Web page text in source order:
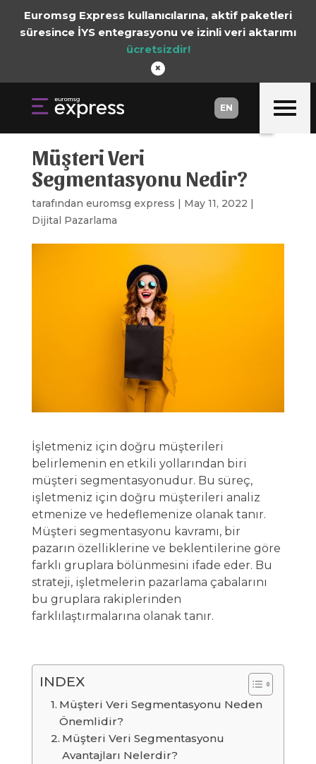
Euromsg Express kullanıcılarına, aktif paketleri
süresince İYS entegrasyonu ve izinli veri aktarımı
ücretsizdir!
×
EN
EN
Müşteri Veri
Segmentasyonu Nedir?
tarafından euromsg express | May 11, 2022 |
Dijital Pazarlama
İşletmeniz için doğru müşterileri
belirlemenin en etkili yollarından biri
müşteri segmentasyonudur. Bu süreç,
işletmeniz için doğru müşterileri analiz
etmenize ve hedeflemenize olanak tanır.
Müşteri segmentasyonu kavramı, bir
pazarın özelliklerine ve beklentilerine göre
farklı gruplara bölünmesini ifade eder. Bu
strateji, işletmelerin pazarlama çabalarını
bu gruplara rakiplerinden
farklılaştırmalarına olanak tanır.
INDEX
Müşteri Veri Segmentasyonu Neden
Önemlidir?
Müşteri Veri Segmentasyonu
Avantajları Nelerdir?